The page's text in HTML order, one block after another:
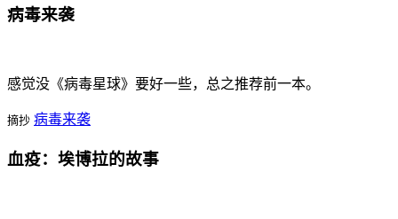
病毒来袭
感觉没《病毒星球》要好一些，总之推荐前一本。
摘抄 病毒来袭
血疫：埃博拉的故事